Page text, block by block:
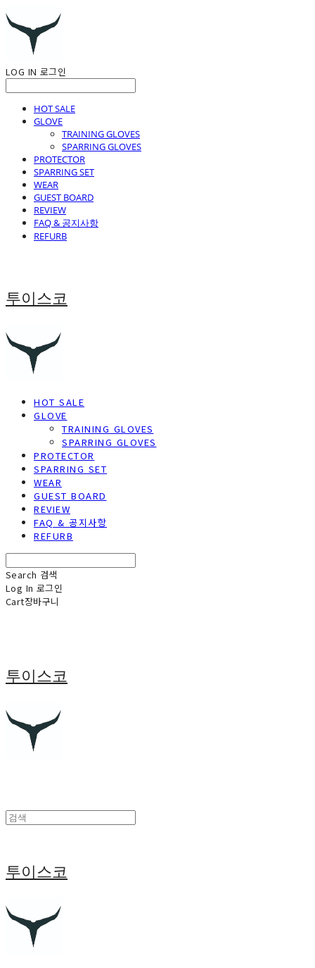
LOG IN 로그인
HOT SALE
GLOVE
TRAINING GLOVES
SPARRING GLOVES
PROTECTOR
SPARRING SET
WEAR
GUEST BOARD
REVIEW
FAQ & 공지사항
REFURB
투이스코
HOT SALE
GLOVE
TRAINING GLOVES
SPARRING GLOVES
PROTECTOR
SPARRING SET
WEAR
GUEST BOARD
REVIEW
FAQ & 공지사항
REFURB
Search 검색
Log In 로그인
Cart장바구니
투이스코
투이스코